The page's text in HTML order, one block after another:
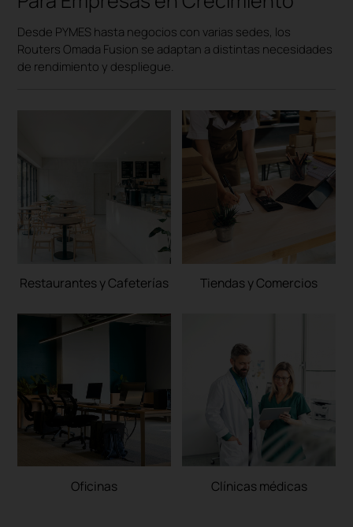
Desde PYMES hasta negocios con varias sedes, los
Routers Omada Fusion se adaptan a distintas necesidades
de rendimiento y despliegue.
Restaurantes y Cafeterías Tiendas y Comercios
Oficinas Clínicas médicas